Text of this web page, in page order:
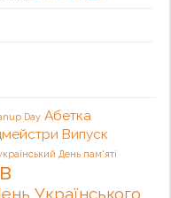
Day Абетка
Випуск
День пам'яті
Українського